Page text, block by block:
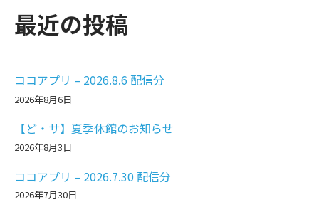
最近の投稿
ココアプリ – 2026.8.6 配信分
2026年8月6日
【ど・サ】夏季休館のお知らせ
2026年8月3日
ココアプリ – 2026.7.30 配信分
2026年7月30日